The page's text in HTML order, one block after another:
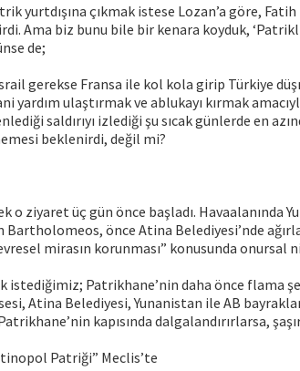
yurtdışına çıkmak istese Lozan’a göre, Fatih
Ama biz bunu bile bir kenara koyduk,
de;
gerekse Fransa ile kol kola girip Türkiye
yardım ulaştırmak ve ablukayı kırmak
saldırıyı izlediği şu sıcak günlerde en
beklenirdi, değil mi?
o ziyaret üç gün önce başladı. Havaalanında
Bartholomeos, önce Atina Belediyesi’nde
mirasın korunması” konusunda onursal
istediğimiz; Patrikhane’nin daha önce flama
Atina Belediyesi, Yunanistan ile AB
kapısında dalgalandırırlarsa,
Patriği” Meclis’te